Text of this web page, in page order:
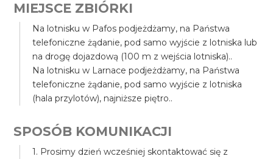
MIEJSCE ZBIÓRKI
Na lotnisku w Pafos podjeżdżamy, na Państwa
telefoniczne żądanie, pod samo wyjście z lotniska lub
na drogę dojazdową (100 m z wejścia lotniska)..
Na lotnisku w Larnace podjeżdżamy, na Państwa
telefoniczne żądanie, pod samo wyjście z lotniska
(hala przylotów), najniższe piętro..
SPOSÓB KOMUNIKACJI
1. Prosimy dzień wcześniej skontaktować się z